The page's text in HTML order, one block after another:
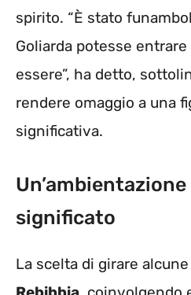
spirito. “È stato
Goliarda potesse
essere”, ha detto,
rendere omaggio a una
significativa.
significato
La scelta di girare